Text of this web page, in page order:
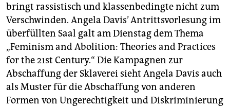
bringt rassistisch und klassenbedingte nicht zum
Verschwinden. Angela Davis’ Antrittsvorlesung im
überfüllten Saal galt am Dienstag dem Thema
„Feminism and Abolition: Theories and Practices
for the 21st Century.“ Die Kampagnen zur
Abschaffung der Sklaverei sieht Angela Davis auch
als Muster für die Abschaffung von anderen
Formen von Ungerechtigkeit und Diskriminierung